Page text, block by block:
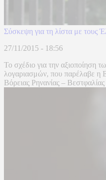
Σύσκεψη για τη λίστα με τους
27/11/2015 - 18:56
Το σχέδιο για την αξιοποίηση
λογαριασμών, που παρέλαβε η
Βόρειας Ρηνανίας –